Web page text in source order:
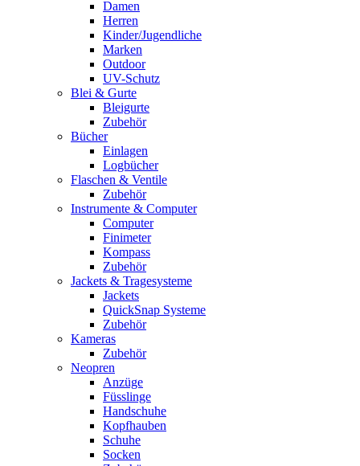
Damen
Herren
Kinder/Jugendliche
Marken
Outdoor
UV-Schutz
Blei & Gurte
Bleigurte
Zubehör
Bücher
Einlagen
Logbücher
Flaschen & Ventile
Zubehör
Instrumente & Computer
Computer
Finimeter
Kompass
Zubehör
Jackets & Tragesysteme
Jackets
QuickSnap Systeme
Zubehör
Kameras
Zubehör
Neopren
Anzüge
Füsslinge
Handschuhe
Kopfhauben
Schuhe
Socken